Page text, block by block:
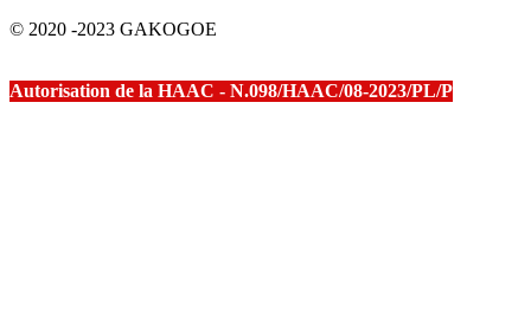
© 2020 -2023 GAKOGOE
Autorisation de la HAAC - N.098/HAAC/08-2023/PL/P